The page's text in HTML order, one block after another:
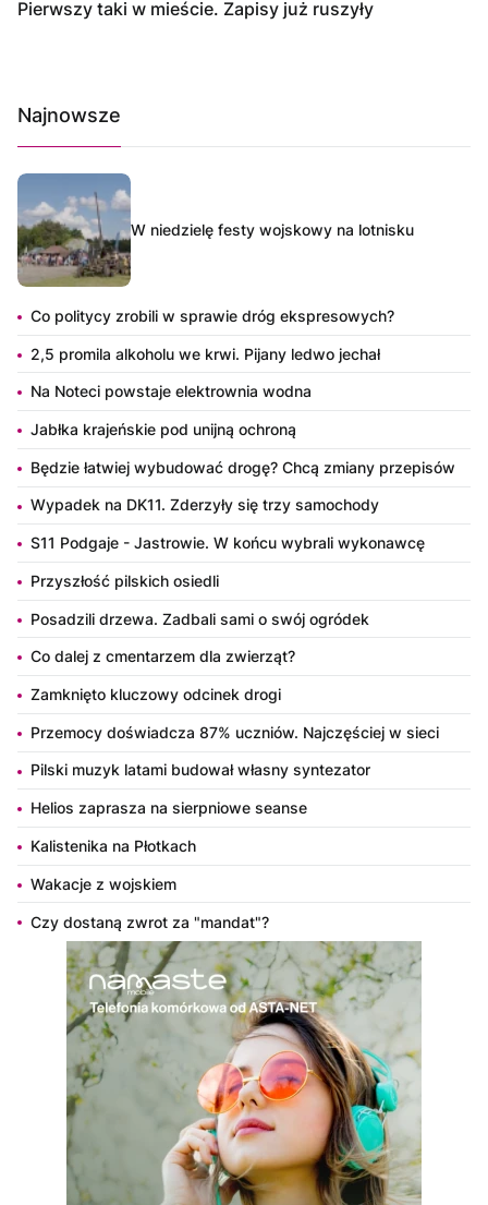
Pierwszy taki w mieście. Zapisy już ruszyły
Najnowsze
W niedzielę festy wojskowy na lotnisku
Co politycy zrobili w sprawie dróg ekspresowych?
2,5 promila alkoholu we krwi. Pijany ledwo jechał
Na Noteci powstaje elektrownia wodna
Jabłka krajeńskie pod unijną ochroną
Będzie łatwiej wybudować drogę? Chcą zmiany przepisów
Wypadek na DK11. Zderzyły się trzy samochody
S11 Podgaje - Jastrowie. W końcu wybrali wykonawcę
Przyszłość pilskich osiedli
Posadzili drzewa. Zadbali sami o swój ogródek
Co dalej z cmentarzem dla zwierząt?
Zamknięto kluczowy odcinek drogi
Przemocy doświadcza 87% uczniów. Najczęściej w sieci
Pilski muzyk latami budował własny syntezator
Helios zaprasza na sierpniowe seanse
Kalistenika na Płotkach
Wakacje z wojskiem
Czy dostaną zwrot za "mandat"?